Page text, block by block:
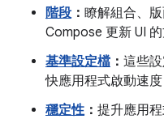
階段 ： 瞭解組合、
Compose 更新 UI 的
基準設定檔 ： 這些
快應用程式啟動速度
穩定性 ： 提升應用